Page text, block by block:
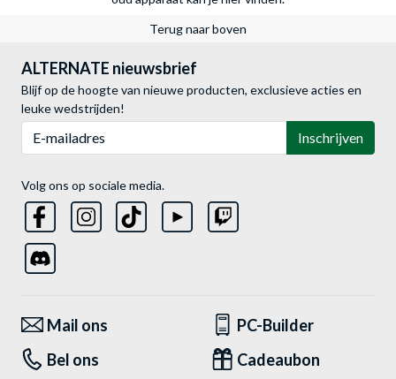
Terug naar boven
ALTERNATE nieuwsbrief
Blijf op de hoogte van nieuwe producten, exclusieve acties en
leuke wedstrijden!
Inschrijven
Volg ons op sociale media.
Mail ons
PC-Builder
Bel ons
Cadeaubon